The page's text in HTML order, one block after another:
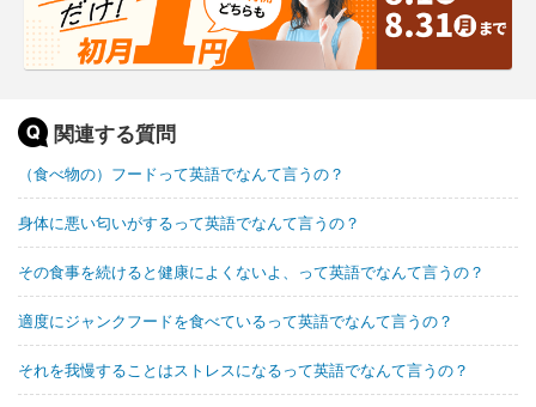
関連する質問
（食べ物の）フードって英語でなんて言うの？
身体に悪い匂いがするって英語でなんて言うの？
その食事を続けると健康によくないよ、って英語でなんて言うの？
適度にジャンクフードを食べているって英語でなんて言うの？
それを我慢することはストレスになるって英語でなんて言うの？